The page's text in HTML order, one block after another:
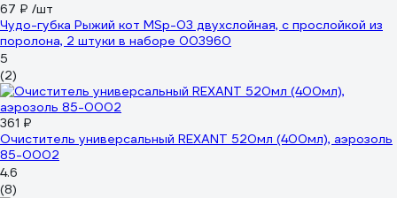
67 ₽ /шт
Чудо-губка Рыжий кот MSp-03 двухслойная, с прослойкой из
поролона, 2 штуки в наборе 003960
5
(2)
361 ₽
Очиститель универсальный REXANT 520мл (400мл), аэрозоль
85-0002
4.6
(8)